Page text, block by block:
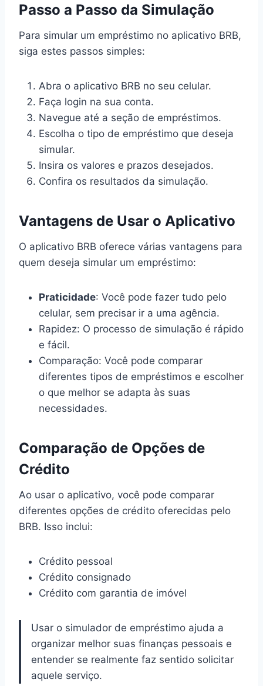
Passo a Passo da Simulação
Para simular um empréstimo no aplicativo BRB,
siga estes passos simples:
Abra o aplicativo BRB no seu celular.
Faça login na sua conta.
Navegue até a seção de empréstimos.
Escolha o tipo de empréstimo que deseja
simular.
Insira os valores e prazos desejados.
Confira os resultados da simulação.
Vantagens de Usar o Aplicativo
O aplicativo BRB oferece várias vantagens para
quem deseja simular um empréstimo:
Praticidade: Você pode fazer tudo pelo
celular, sem precisar ir a uma agência.
Rapidez: O processo de simulação é rápido
e fácil.
Comparação: Você pode comparar
diferentes tipos de empréstimos e escolher
o que melhor se adapta às suas
necessidades.
Comparação de Opções de
Crédito
Ao usar o aplicativo, você pode comparar
diferentes opções de crédito oferecidas pelo
BRB. Isso inclui:
Crédito pessoal
Crédito consignado
Crédito com garantia de imóvel
Usar o simulador de empréstimo ajuda a
organizar melhor suas finanças pessoais e
entender se realmente faz sentido solicitar
aquele serviço.